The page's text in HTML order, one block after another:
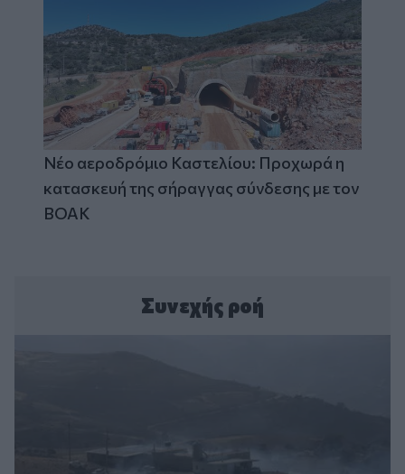
Νέο αεροδρόμιο Καστελίου: Προχωρά η
κατασκευή της σήραγγας σύνδεσης με τον
ΒΟΑΚ
Συνεχής ροή